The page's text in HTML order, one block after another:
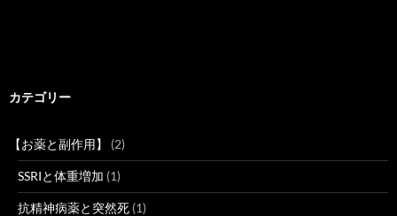
カテゴリー
【お薬と副作用】 (2)
SSRIと体重増加 (1)
抗精神病薬と突然死 (1)